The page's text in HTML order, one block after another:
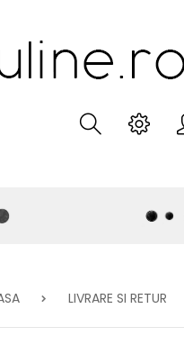
LIVRARE SI RETUR